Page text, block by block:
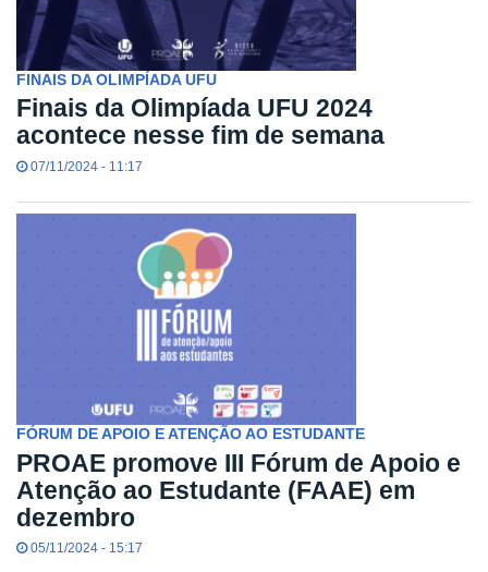
FINAIS DA OLIMPÍADA UFU
Finais da Olimpíada UFU 2024
acontece nesse fim de semana
07/11/2024 - 11:17
FÓRUM DE APOIO E ATENÇÃO AO ESTUDANTE
PROAE promove III Fórum de Apoio e
Atenção ao Estudante (FAAE) em
dezembro
05/11/2024 - 15:17